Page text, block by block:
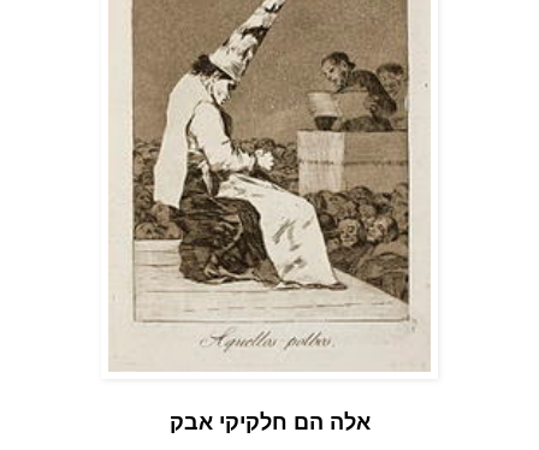
אלה הם חלקיקי אבק